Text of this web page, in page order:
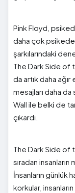
Pink Floyd,
daha çok
şarkılarındaki
The Dark Side of
da artık daha
mesajları daha
Wall ile belki de
çıkardı.
The Dark Side of
sıradan insanların
İnsanların günlük
korkular,